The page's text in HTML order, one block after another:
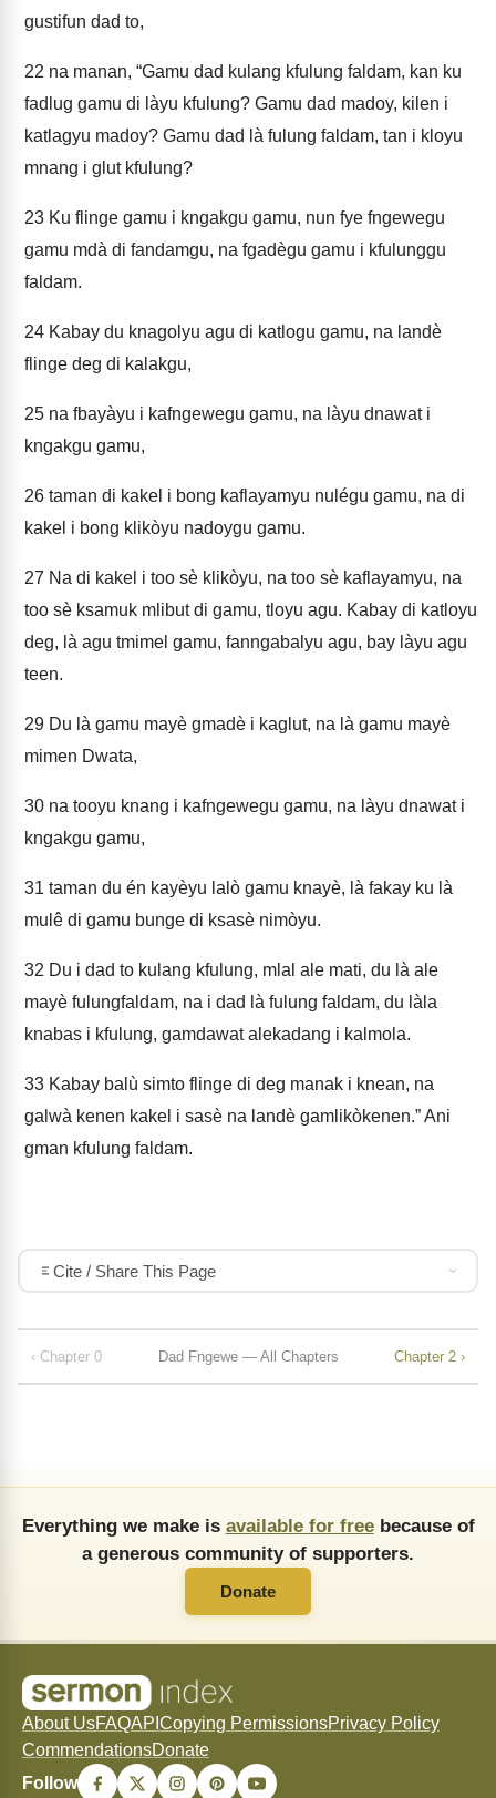
gustifun dad to,
22 na manan, “Gamu dad kulang kfulung faldam, kan ku
fadlug gamu di làyu kfulung? Gamu dad madoy, kilen i
katlagyu madoy? Gamu dad là fulung faldam, tan i kloyu
mnang i glut kfulung?
23 Ku flinge gamu i kngakgu gamu, nun fye fngewegu
gamu mdà di fandamgu, na fgadègu gamu i kfulunggu
faldam.
24 Kabay du knagolyu agu di katlogu gamu, na landè
flinge deg di kalakgu,
25 na fbayàyu i kafngewegu gamu, na làyu dnawat i
kngakgu gamu,
26 taman di kakel i bong kaflayamyu nulégu gamu, na di
kakel i bong klikòyu nadoygu gamu.
27 Na di kakel i too sè klikòyu, na too sè kaflayamyu, na
too sè ksamuk mlibut di gamu, tloyu agu. Kabay di katloyu
deg, là agu tmimel gamu, fanngabalyu agu, bay làyu agu
teen.
29 Du là gamu mayè gmadè i kaglut, na là gamu mayè
mimen Dwata,
30 na tooyu knang i kafngewegu gamu, na làyu dnawat i
kngakgu gamu,
31 taman du én kayèyu lalò gamu knayè, là fakay ku là
mulê di gamu bunge di ksasè nimòyu.
32 Du i dad to kulang kfulung, mlal ale mati, du là ale
mayè fulungfaldam, na i dad là fulung faldam, du làla
knabas i kfulung, gamdawat alekadang i kalmola.
33 Kabay balù simto flinge di deg manak i knean, na
galwà kenen kakel i sasè na landè gamlikòkenen.” Ani
gman kfulung faldam.
Cite / Share This Page
‹ Chapter 0 Dad Fngewe — All Chapters Chapter 2 ›
Everything we make is available for freebecause of
a generous community of supporters.
Donate
About UsFAQAPI Copying PermissionsPrivacy Policy
CommendationsDonate
Follow